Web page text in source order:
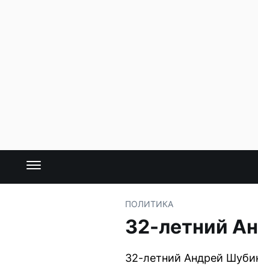
ПОЛИТИКА
32-летний
32-летний Андрей